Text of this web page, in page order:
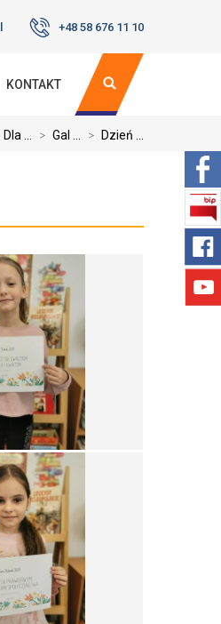
+48 58 676 11 10
KONTAKT
Dla ... > Gal ... > Dzień ...